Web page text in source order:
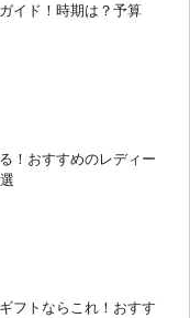
イド！時期は？予算
！おすすめのレディー
フトならこれ！おすす